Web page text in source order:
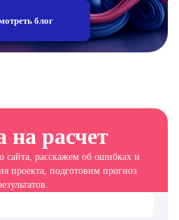
блог
на расчет
сайта, расскажем об ошибках и
проекта, подготовим прогноз